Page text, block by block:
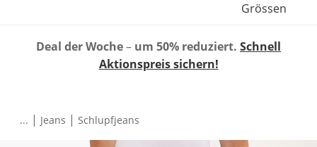
Grössen
Deal der Woche– um 50% reduziert. Schnell
Aktionspreis sichern!
... | Jeans | Schlupfjeans